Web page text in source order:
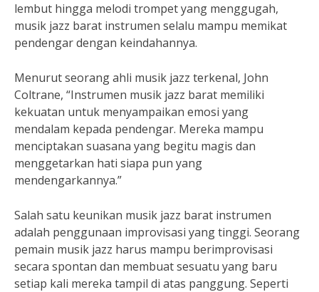
lembut hingga melodi trompet yang menggugah,
musik jazz barat instrumen selalu mampu memikat
pendengar dengan keindahannya.
Menurut seorang ahli musik jazz terkenal, John
Coltrane, “Instrumen musik jazz barat memiliki
kekuatan untuk menyampaikan emosi yang
mendalam kepada pendengar. Mereka mampu
menciptakan suasana yang begitu magis dan
menggetarkan hati siapa pun yang
mendengarkannya.”
Salah satu keunikan musik jazz barat instrumen
adalah penggunaan improvisasi yang tinggi. Seorang
pemain musik jazz harus mampu berimprovisasi
secara spontan dan membuat sesuatu yang baru
setiap kali mereka tampil di atas panggung. Seperti